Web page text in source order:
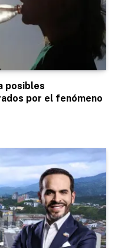
posibles
por el fenómeno